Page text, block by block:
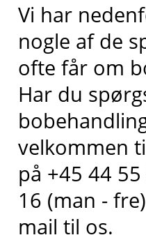
Vi har
nogle af de
ofte får om
Har du
velkommen
på +45 44
16 (man -
mail til os.